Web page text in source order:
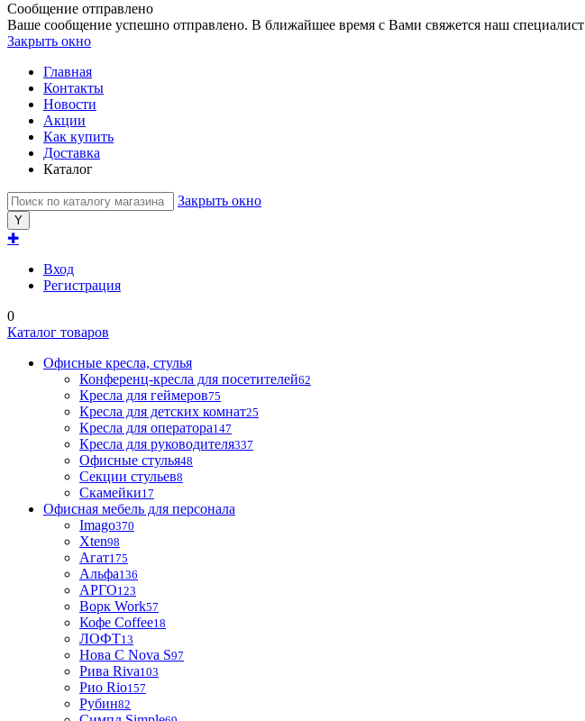
Сообщение отправлено
Ваше сообщение успешно отправлено. В ближайшее время с Вами свяжется наш специалист
Закрыть окно
Главная
Контакты
Новости
Акции
Как купить
Доставка
Каталог
Закрыть окно
✚
Вход
Регистрация
0
Каталог товаров
Офисные кресла, стулья
Конференц-кресла для посетителей62
Кресла для геймеров75
Кресла для детских комнат25
Кресла для оператора147
Кресла для руководителя337
Офисные стулья48
Секции стульев8
Скамейки17
Офисная мебель для персонала
Imago370
Xten98
Агат175
Альфа136
АРГО123
Ворк Work57
Кофе Coffee18
ЛОФТ13
Нова С Nova S97
Рива Riva103
Рио Rio157
Рубин82